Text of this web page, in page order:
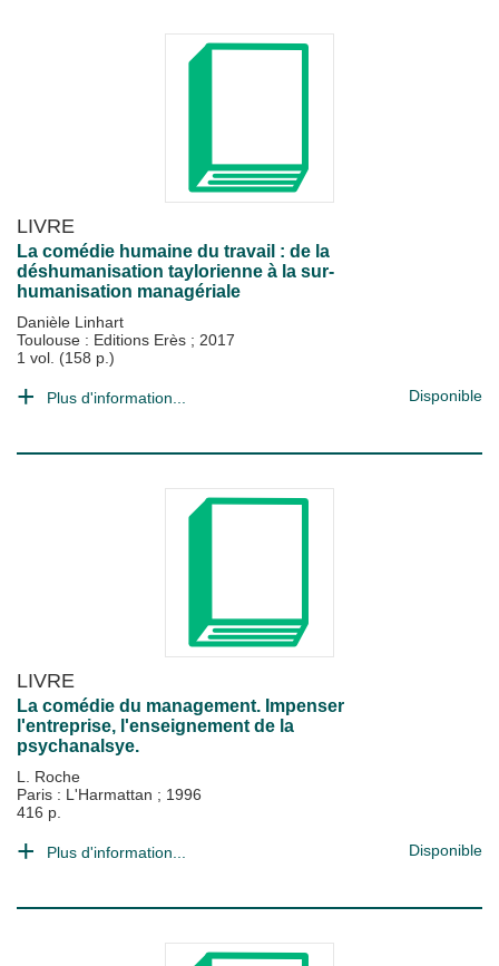
LIVRE
La comédie humaine du travail : de la
déshumanisation taylorienne à la sur-
humanisation managériale
Danièle Linhart
Toulouse : Editions Erès ; 2017
1 vol. (158 p.)
Plus d'information... Disponible
LIVRE
La comédie du management. Impenser
l'entreprise, l'enseignement de la
psychanalsye.
L. Roche
Paris : L'Harmattan ; 1996
416 p.
Plus d'information... Disponible